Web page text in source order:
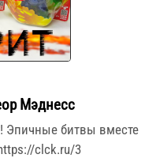
Мэднесс
Эпичные битвы вместе
clck.ru/3